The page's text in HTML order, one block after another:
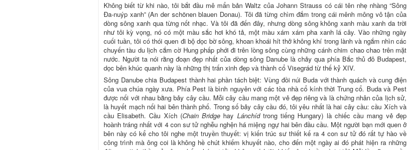
Không biết từ khi nào, tôi bắt đầu mê mẩn bản Waltz của Johann Strauss có cái tên nhẹ nhàng “Sông
Đa-nuýp xanh” (An der schönen blauen Donau). Tôi đã từng chìm đắm trong cái mênh mông vô tận của
dòng sông xanh qua từng nốt nhạc. Và tôi đã đến đây, nhưng dòng sông không xanh màu xanh da trời
như tôi kỳ vọng, nó có một màu sắc hơi khó tả, một màu xám xám pha xanh lá cây. Vào những ngày
cuối tuần, tôi có thói quen đi bộ dọc bờ sông, khoan khoái hít thở không khí trong lành và ngắm nhìn các
chuyến tàu du lịch cắm cờ Hung phấp phới đi trên lòng sông cùng những cánh chim chao chao trên mặt
nước. Người ta nói rằng đoạn đẹp nhất của dòng sông Danube là chảy qua phía Bắc thủ đô Budapest,
dọc bên khúc quanh này là những thị trấn xinh đẹp và thành cổ Visegrád từ thế kỷ XIV.
Sông Danube chia Budapest thành hai phần tách biệt: Vùng đồi núi Buda với thành quách và cung điện
của vua chúa ngày xưa. Phía Pest là bình nguyên với các tòa nhà cổ kính thời Trung cổ. Buda và Pest
được nối với nhau bằng bảy cây cầu. Mỗi cây cầu mang một vẻ đẹp riêng và là chứng nhân của lịch sử,
là huyết mạch nối hai bên thành phố. Trong số bảy cây cầu đó, tôi yêu nhất là hai cây cầu: cầu Xích và
cầu Elisabeth. Cầu Xích (Chain Bridge hay Lánchídtrong tiếng Hungary) là chiếc cầu mang vẻ đẹp
hoành tráng nhất với 4 con sư tử nghễu nghện há miệng ngự hai bên đầu cầu. Một người bạn mới quen ở
bên này có kể cho tôi nghe một truyền thuyết: vị kiến trúc sư thiết kế ra 4 con sư tử đó rất tự hào về
công trình mà ông coi là không hề chút khiếm khuyết nào, cho đến một ngày ai đó phát hiện ra những